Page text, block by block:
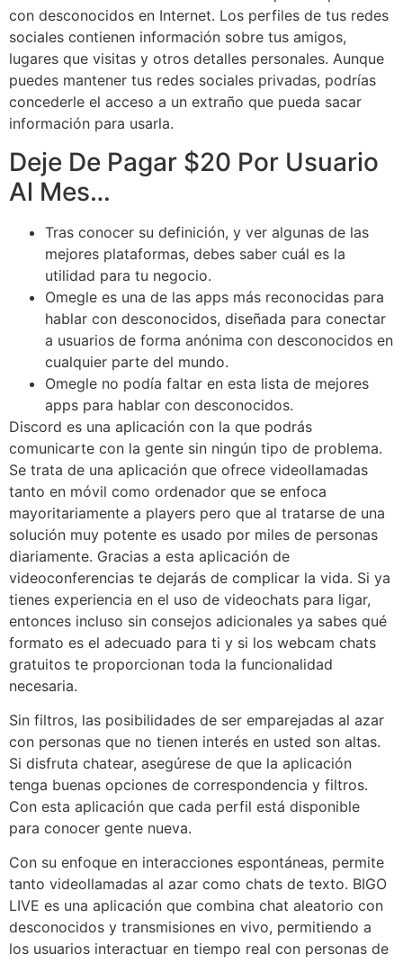
con desconocidos en Internet. Los perfiles de tus redes
sociales contienen información sobre tus amigos,
lugares que visitas y otros detalles personales. Aunque
puedes mantener tus redes sociales privadas, podrías
concederle el acceso a un extraño que pueda sacar
información para usarla.
Deje De Pagar $20 Por Usuario
Al Mes…
Tras conocer su definición, y ver algunas de las
mejores plataformas, debes saber cuál es la
utilidad para tu negocio.
Omegle es una de las apps más reconocidas para
hablar con desconocidos, diseñada para conectar
a usuarios de forma anónima con desconocidos en
cualquier parte del mundo.
Omegle no podía faltar en esta lista de mejores
apps para hablar con desconocidos.
Discord es una aplicación con la que podrás
comunicarte con la gente sin ningún tipo de problema.
Se trata de una aplicación que ofrece videollamadas
tanto en móvil como ordenador que se enfoca
mayoritariamente a players pero que al tratarse de una
solución muy potente es usado por miles de personas
diariamente. Gracias a esta aplicación de
videoconferencias te dejarás de complicar la vida. Si ya
tienes experiencia en el uso de videochats para ligar,
entonces incluso sin consejos adicionales ya sabes qué
formato es el adecuado para ti y si los webcam chats
gratuitos te proporcionan toda la funcionalidad
necesaria.
Sin filtros, las posibilidades de ser emparejadas al azar
con personas que no tienen interés en usted son altas.
Si disfruta chatear, asegúrese de que la aplicación
tenga buenas opciones de correspondencia y filtros.
Con esta aplicación que cada perfil está disponible
para conocer gente nueva.
Con su enfoque en interacciones espontáneas, permite
tanto videollamadas al azar como chats de texto. BIGO
LIVE es una aplicación que combina chat aleatorio con
desconocidos y transmisiones en vivo, permitiendo a
los usuarios interactuar en tiempo real con personas de